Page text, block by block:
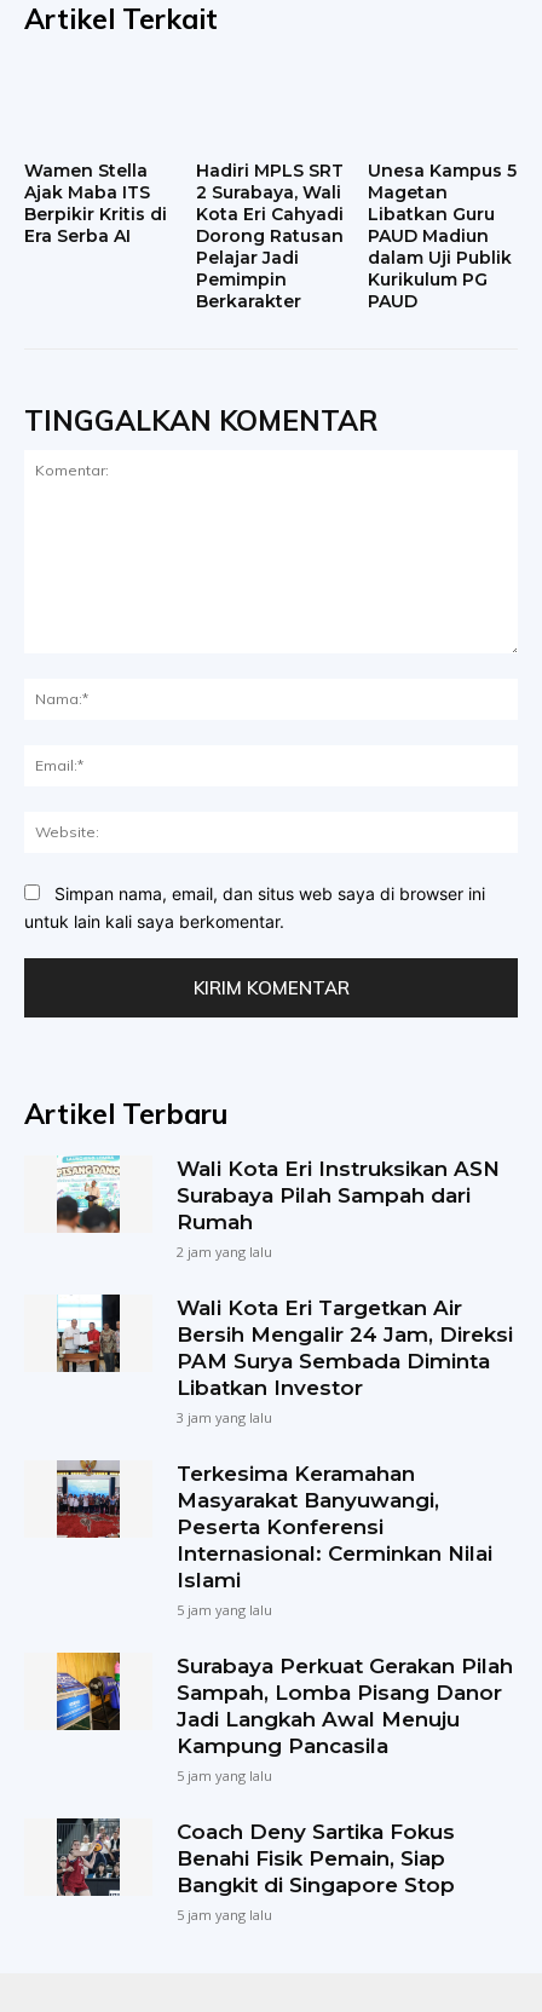
Artikel Terkait
Wamen Stella
Ajak Maba ITS
Berpikir Kritis di
Era Serba AI
Hadiri MPLS SRT
2 Surabaya, Wali
Kota Eri Cahyadi
Dorong Ratusan
Pelajar Jadi
Pemimpin
Berkarakter
Unesa Kampus 5
Magetan
Libatkan Guru
PAUD Madiun
dalam Uji Publik
Kurikulum PG
PAUD
TINGGALKAN KOMENTAR
Simpan nama, email, dan situs web saya di browser ini
untuk lain kali saya berkomentar.
Artikel Terbaru
Wali Kota Eri Instruksikan ASN
Surabaya Pilah Sampah dari
Rumah
2 jam yang lalu
Wali Kota Eri Targetkan Air
Bersih Mengalir 24 Jam, Direksi
PAM Surya Sembada Diminta
Libatkan Investor
3 jam yang lalu
Terkesima Keramahan
Masyarakat Banyuwangi,
Peserta Konferensi
Internasional: Cerminkan Nilai
Islami
5 jam yang lalu
Surabaya Perkuat Gerakan Pilah
Sampah, Lomba Pisang Danor
Jadi Langkah Awal Menuju
Kampung Pancasila
5 jam yang lalu
Coach Deny Sartika Fokus
Benahi Fisik Pemain, Siap
Bangkit di Singapore Stop
5 jam yang lalu